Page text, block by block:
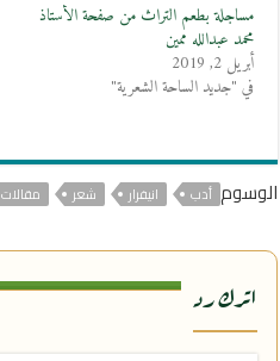
مساجلة بطعم التراث من صفحة الأستاذ
محمد عبدالله ممين
أبريل 2, 2019
في "جديد الساحة الشعرية"
الوسوم أدب انيفرار شعر مقالات
اترك رد